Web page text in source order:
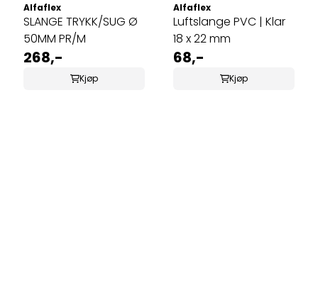
Alfaflex
SLANGE TRYKK/SUG Ø
50MM PR/M
268,-
Kjøp
Alfaflex
Luftslange PVC | Klar
18 x 22 mm
68,-
Kjøp